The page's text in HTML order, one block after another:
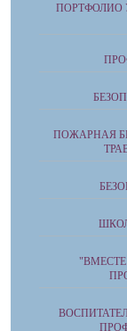
ПОРТФОЛИО
ПОЖАРНАЯ